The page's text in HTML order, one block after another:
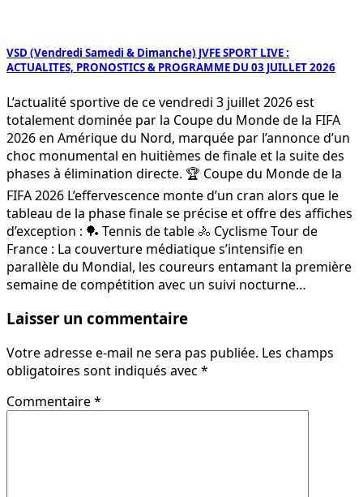
VSD (Vendredi Samedi & Dimanche) JVFE SPORT LIVE :
ACTUALITES, PRONOSTICS & PROGRAMME DU 03 JUILLET 2026
L’actualité sportive de ce vendredi 3 juillet 2026 est
totalement dominée par la Coupe du Monde de la FIFA
2026 en Amérique du Nord, marquée par l’annonce d’un
choc monumental en huitièmes de finale et la suite des
phases à élimination directe. 🏆 Coupe du Monde de la
FIFA 2026 L’effervescence monte d’un cran alors que le
tableau de la phase finale se précise et offre des affiches
d’exception : 🏓 Tennis de table 🚴 Cyclisme Tour de
France : La couverture médiatique s’intensifie en
parallèle du Mondial, les coureurs entamant la première
semaine de compétition avec un suivi nocturne…
Laisser un commentaire
Votre adresse e-mail ne sera pas publiée. Les champs
obligatoires sont indiqués avec *
Commentaire*